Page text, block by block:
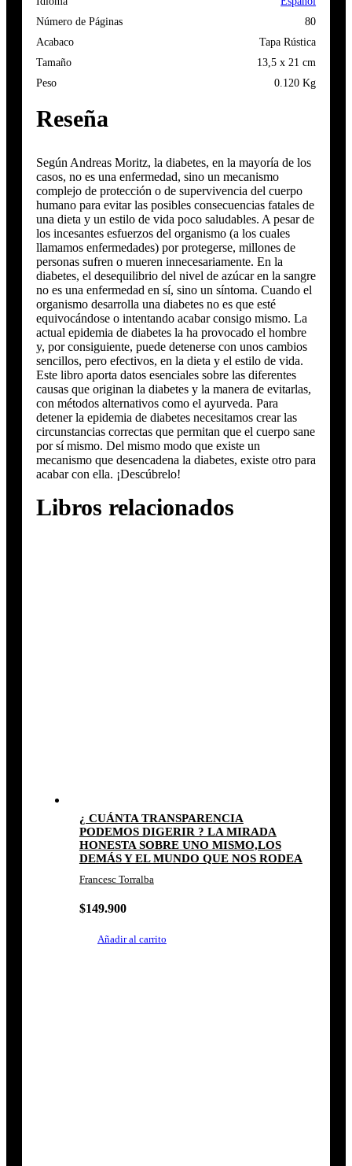
Número de Páginas
80
Acabaco
Tapa Rústica
Tamaño
13,5 x 21 cm
Peso
0.120 Kg
Reseña
Según Andreas Moritz, la diabetes, en la mayoría de los
casos, no es una enfermedad, sino un mecanismo
complejo de protección o de supervivencia del cuerpo
humano para evitar las posibles consecuencias fatales de
una dieta y un estilo de vida poco saludables. A pesar de
los incesantes esfuerzos del organismo (a los cuales
llamamos enfermedades) por protegerse, millones de
personas sufren o mueren innecesariamente. En la
diabetes, el desequilibrio del nivel de azúcar en la sangre
no es una enfermedad en sí, sino un síntoma. Cuando el
organismo desarrolla una diabetes no es que esté
equivocándose o intentando acabar consigo mismo. La
actual epidemia de diabetes la ha provocado el hombre
y, por consiguiente, puede detenerse con unos cambios
sencillos, pero efectivos, en la dieta y el estilo de vida.
Este libro aporta datos esenciales sobre las diferentes
causas que originan la diabetes y la manera de evitarlas,
con métodos alternativos como el ayurveda. Para
detener la epidemia de diabetes necesitamos crear las
circunstancias correctas que permitan que el cuerpo sane
por sí mismo. Del mismo modo que existe un
mecanismo que desencadena la diabetes, existe otro para
acabar con ella. ¡Descúbrelo!
Libros relacionados
¿ CUÁNTA TRANSPARENCIA
PODEMOS DIGERIR ? LA MIRADA
HONESTA SOBRE UNO MISMO,LOS
DEMÁS Y EL MUNDO QUE NOS RODEA
Francesc Torralba
$149.900
Añadir al carrito